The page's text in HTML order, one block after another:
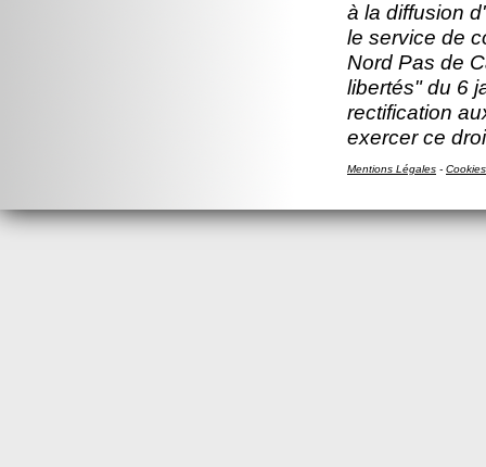
à la diffusion
le service de
Nord Pas de
libertés" du 6
rectification
exercer ce
Mentions Légales - Cookies